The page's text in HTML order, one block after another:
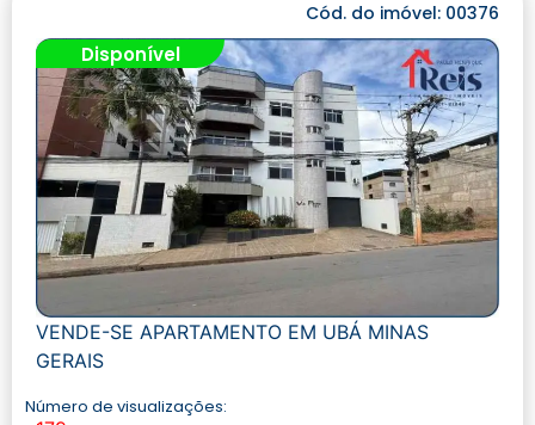
Cód. do imóvel: 00376
Disponível
VENDE-SE APARTAMENTO EM UBÁ MINAS
GERAIS
Número de visualizações: